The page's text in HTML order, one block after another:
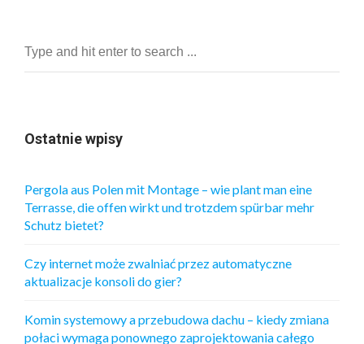
Ostatnie wpisy
Pergola aus Polen mit Montage – wie plant man eine
Terrasse, die offen wirkt und trotzdem spürbar mehr
Schutz bietet?
Czy internet może zwalniać przez automatyczne
aktualizacje konsoli do gier?
Komin systemowy a przebudowa dachu – kiedy zmiana
połaci wymaga ponownego zaprojektowania całego